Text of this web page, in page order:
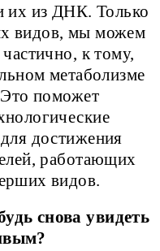
их из ДНК. Только
видов, мы можем
к тому,
метаболизме
поможет
достижения
работающих
видов.
снова увидеть